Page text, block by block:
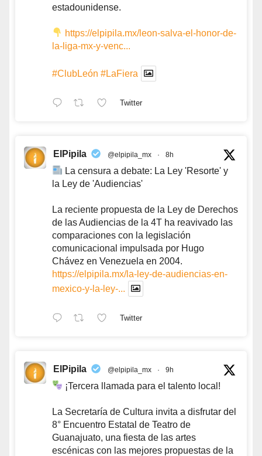
estadounidense.
https://elpipila.mx/leon-salva-el-honor-de-
la-liga-mx-y-venc...
#ClubLeón #LaFiera
Twitter
ElPipila @elpipila_mx · 8h
La censura a debate: La Ley 'Resorte' y
la Ley de 'Audiencias'
La reciente propuesta de la Ley de Derechos
de las Audiencias de la 4T ha reavivado las
comparaciones con la legislación
comunicacional impulsada por Hugo
Chávez en Venezuela en 2004.
https://elpipila.mx/la-ley-de-audiencias-en-
mexico-y-la-ley-...
Twitter
ElPipila @elpipila_mx · 9h
¡Tercera llamada para el talento local!
La Secretaría de Cultura invita a disfrutar del
8° Encuentro Estatal de Teatro de
Guanajuato, una fiesta de las artes
escénicas con las mejores propuestas de la